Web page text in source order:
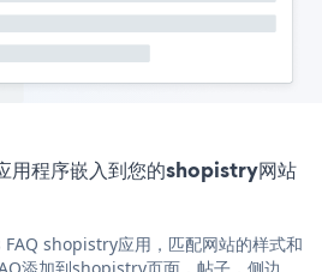
程序嵌入到您的shopistry网站
shopistry应用，匹配网站的样式和